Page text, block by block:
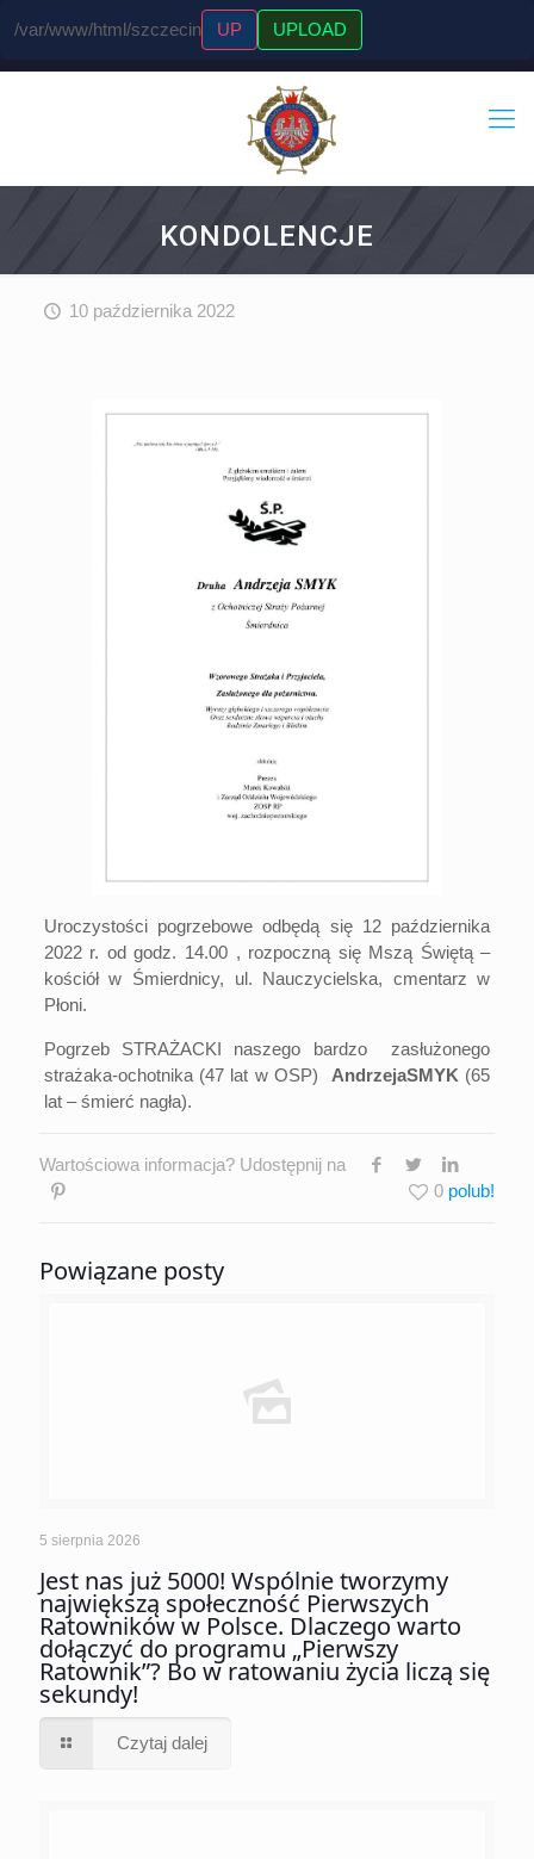
/var/www/html/szczecin UP UPLOAD
KONDOLENCJE
10 października 2022
Uroczystości pogrzebowe odbędą się 12 października
2022 r. od godz. 14.00 , rozpoczną się Mszą Świętą –
kościół w Śmierdnicy, ul. Nauczycielska, cmentarz w
Płoni.
Pogrzeb STRAŻACKI naszego bardzo zasłużonego
strażaka-ochotnika (47 lat w OSP)
AndrzejaSMYK (65
lat – śmierć nagła).
Wartościowa informacja? Udostępnij na
0
Powiązane posty
5 sierpnia 2026
Jest nas już 5000! Wspólnie tworzymy
największą społeczność Pierwszych
Ratowników w Polsce. Dlaczego warto
dołączyć do programu „Pierwszy
Ratownik”? Bo w ratowaniu życia liczą się
sekundy!
Czytaj dalej